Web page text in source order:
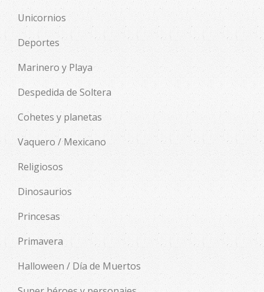
Unicornios
Deportes
Marinero y Playa
Despedida de Soltera
Cohetes y planetas
Vaquero / Mexicano
Religiosos
Dinosaurios
Princesas
Primavera
Halloween / Día de Muertos